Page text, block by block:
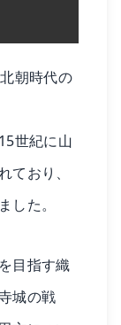
朝時代の
世紀に山
ており、
した。
目指す織
城の戦